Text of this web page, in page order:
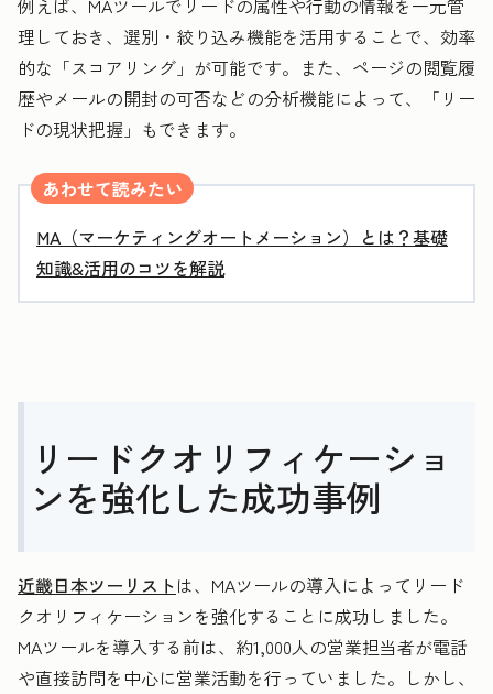
例えば、MAツールでリードの属性や行動の情報を一元管
理しておき、選別・絞り込み機能を活用することで、効率
的な「スコアリング」が可能です。また、ページの閲覧履
歴やメールの開封の可否などの分析機能によって、「リー
ドの現状把握」もできます。
あわせて読みたい
MA（マーケティングオートメーション）とは？基礎
知識&活用のコツを解説
リードクオリフィケーショ
ンを強化した成功事例
近畿日本ツーリストは、MAツールの導入によってリード
クオリフィケーションを強化することに成功しました。
MAツールを導入する前は、約1,000人の営業担当者が電話
や直接訪問を中心に営業活動を行っていました。しかし、